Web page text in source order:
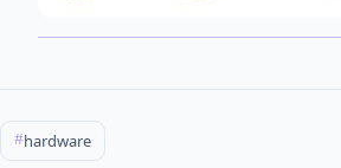
#hardware